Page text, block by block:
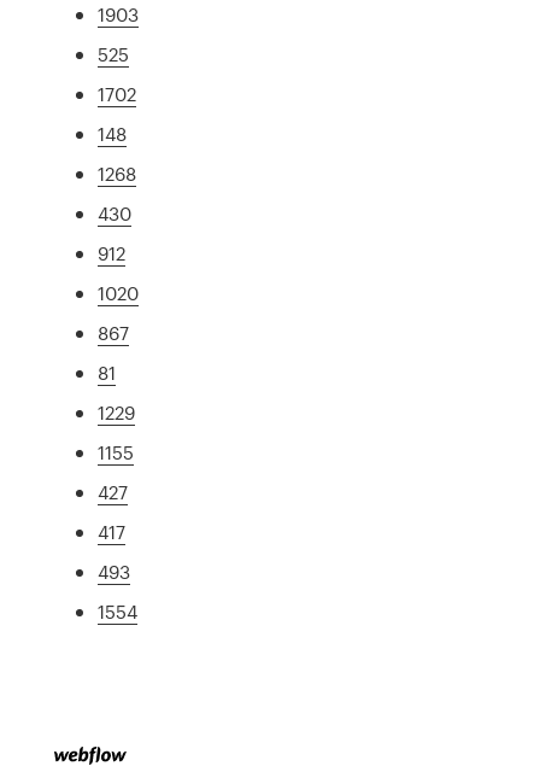
1903
525
1702
148
1268
430
912
1020
867
81
1229
1155
427
417
493
1554